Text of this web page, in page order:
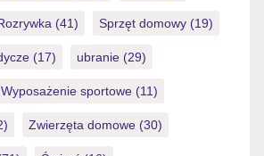
(41) Sprzęt domowy (19)
(17) ubranie (29)
Wyposażenie sportowe (11)
Zwierzęta domowe (30)